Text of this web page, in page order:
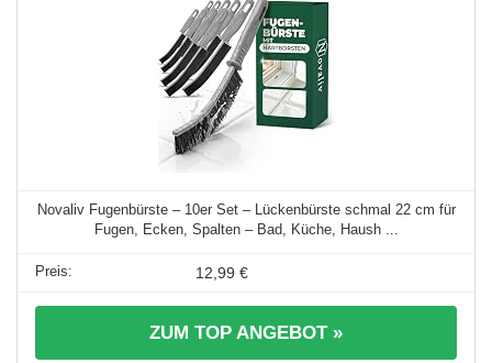
Novaliv Fugenbürste – 10er Set – Lückenbürste schmal 22 cm für
Fugen, Ecken, Spalten – Bad, Küche, Haush ...
12,99 €
ZUM TOP ANGEBOT »